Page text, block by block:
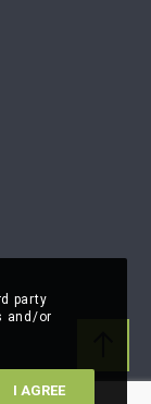
party
and/or
I AGREE